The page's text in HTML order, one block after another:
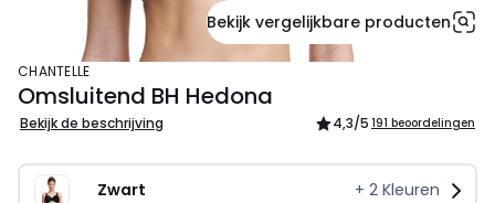
Bekijk vergelijkbare producten
CHANTELLE
Omsluitend BH Hedona
Bekijk de beschrijving 4,3/5 191 beoordelingen
Zwart + 2 Kleuren